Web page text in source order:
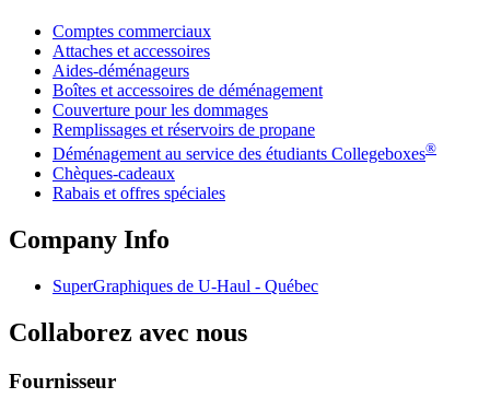
Comptes commerciaux
Attaches et accessoires
Aides-déménageurs
Boîtes et accessoires de déménagement
Couverture pour les dommages
Remplissages et réservoirs de propane
Déménagement au service des étudiants Collegeboxes®
Chèques-cadeaux
Rabais et offres spéciales
Company Info
SuperGraphiques de U-Haul - Québec
Collaborez avec nous
Fournisseur